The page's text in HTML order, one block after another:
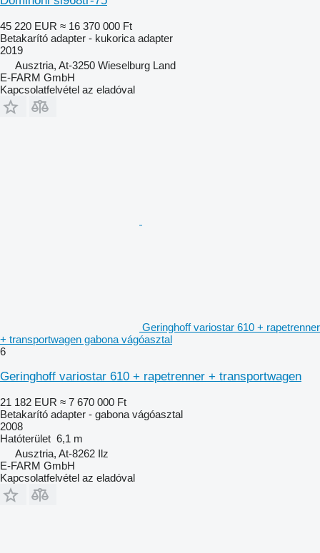
45 220 EUR ≈ 16 370 000 Ft
Betakarító adapter - kukorica adapter
2019
Ausztria, At-3250 Wieselburg Land
E-FARM GmbH
Kapcsolatfelvétel az eladóval
Geringhoff variostar 610 + rapetrenner
+ transportwagen gabona vágóasztal
6
Geringhoff variostar 610 + rapetrenner + transportwagen
21 182 EUR ≈ 7 670 000 Ft
Betakarító adapter - gabona vágóasztal
2008
Hatóterület 6,1 m
Ausztria, At-8262 Ilz
E-FARM GmbH
Kapcsolatfelvétel az eladóval